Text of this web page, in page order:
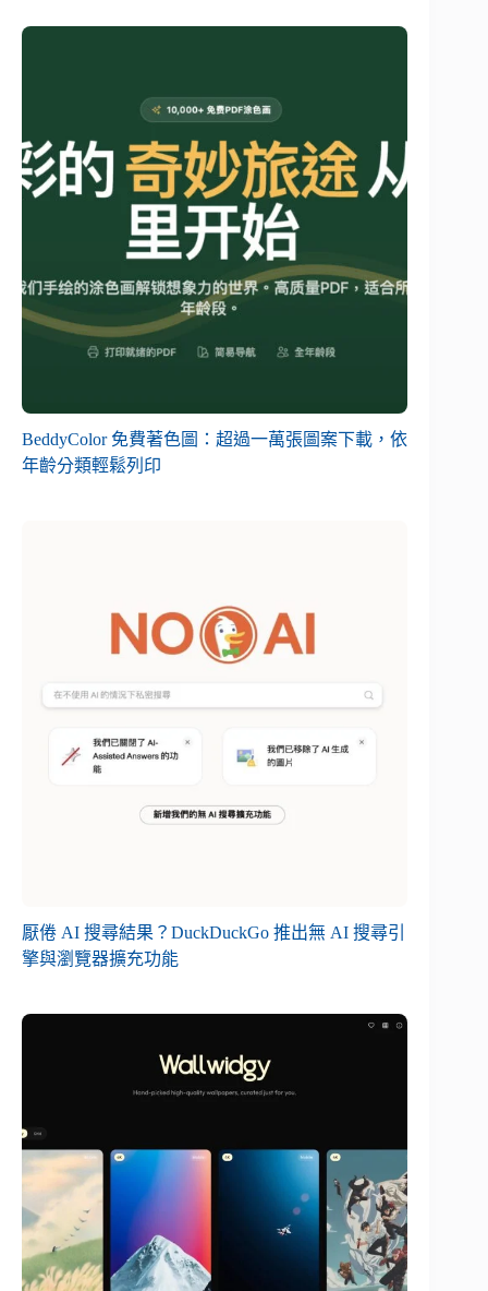
BeddyColor 免費著色圖：超過一萬張圖案下載，依
年齡分類輕鬆列印
厭倦 AI 搜尋結果？DuckDuckGo 推出無 AI 搜尋引
擎與瀏覽器擴充功能